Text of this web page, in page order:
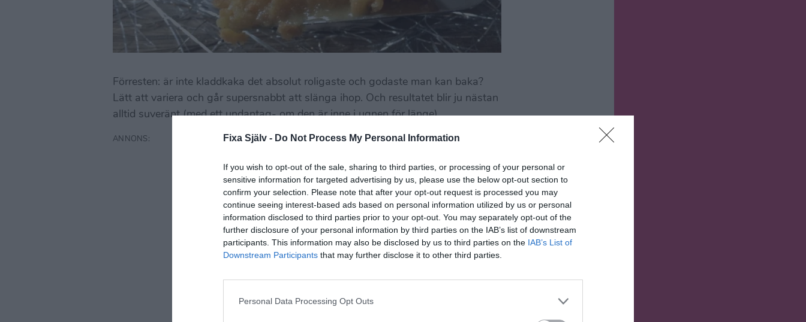
Fixa Själv - Do Not Process My Personal Information
If you wish to opt-out of the sale, sharing to third parties, or processing of your personal or
sensitive information for targeted advertising by us, please use the below opt-out section to
confirm your selection. Please note that after your opt-out request is processed you may
continue seeing interest-based ads based on personal information utilized by us or personal
information disclosed to third parties prior to your opt-out. You may separately opt-out of the
further disclosure of your personal information by third parties on the IAB’s list of downstream
participants. This information may also be disclosed by us to third parties on the IAB’s List of
Downstream Participants that may further disclose it to other third parties.
Personal Data Processing Opt Outs
Förresten: är inte kladdkaka det absolut roligaste och godaste man kan baka?
Lätt att variera och går supersnabbt att slänga ihop. Och resultatet blir ju nästan
alltid suveränt (med ett undantag- om den är inne i ugnen för länge).